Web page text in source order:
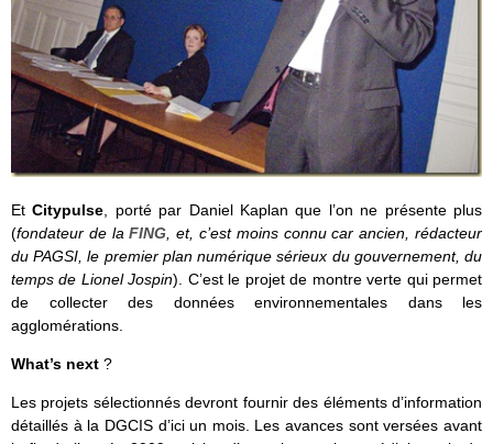
EtCitypulse , porté par Daniel Kaplan que l’on ne présente plus
(fondateur de laFING , et, c’est moins connu car ancien, rédacteur
du PAGSI, le premier plan numérique sérieux du gouvernement, du
temps de Lionel Jospin). C’est le projet de montre verte qui permet
de collecter des données environnementales dans les
agglomérations.
What’s next ?
Les projets sélectionnés devront fournir des éléments d’information
détaillés à la DGCIS d’ici un mois. Les avances sont versées avant